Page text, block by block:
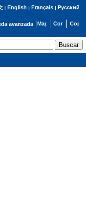
| English | Français| Русский
avanzada